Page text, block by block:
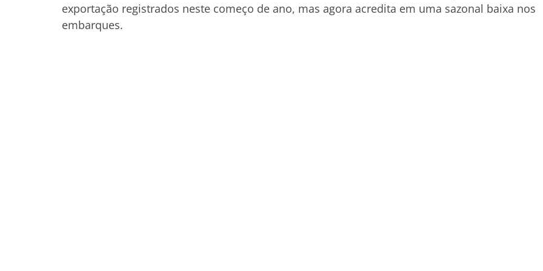
exportação registrados neste começo de ano, mas agora acredita em uma sazonal baixa nos
embarques.